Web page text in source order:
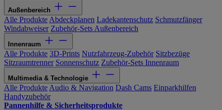
Außenbereich
Alle Produkte Abdeckplanen Ladekantenschutz Schmutzfänger
Windabweiser Zubehör-Sets Außenbereich
Innenraum
Alle Produkte 3D-Prints Nutzfahrzeug-Zubehör Sitzbezüge
Sitzraumtrenner Sonnenschutz Zubehör-Sets Innenraum
Multimedia & Technologie
Alle Produkte Audio & Navigation Dash Cams Einparkhilfen
Handyzubehör
Pannenhilfe & Sicherheitsprodukte